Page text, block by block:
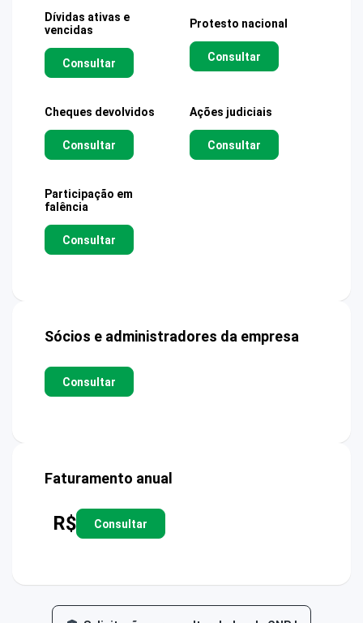
Dívidas ativas e
vencidas
Consultar
Protesto nacional
Consultar
Cheques devolvidos
Consultar
Ações judiciais
Consultar
Participação em
falência
Consultar
Sócios e administradores da empresa
Consultar
Faturamento anual
R$ Consultar